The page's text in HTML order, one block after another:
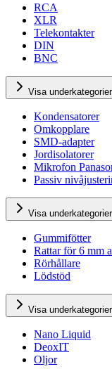
RCA
XLR
Telekontakter
DIN
BNC
Visa
Kondensatorer
Omkopplare
SMD-adapter
Jordisolatorer
Mikrofon
Passiv
Visa
Gummifötter
Rattar för 6 mm
Rörhållare
Lödstöd
Visa
Nano Liquid
DeoxIT
Oljor